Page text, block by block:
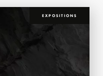
EXPOSITIONS